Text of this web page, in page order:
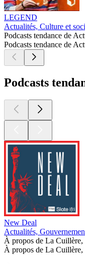
LEGEND
Actualités, Culture et
Podcasts tendance de
Podcasts tendance de
Podcasts
New Deal
Actualités,
À propos de La
À propos de La